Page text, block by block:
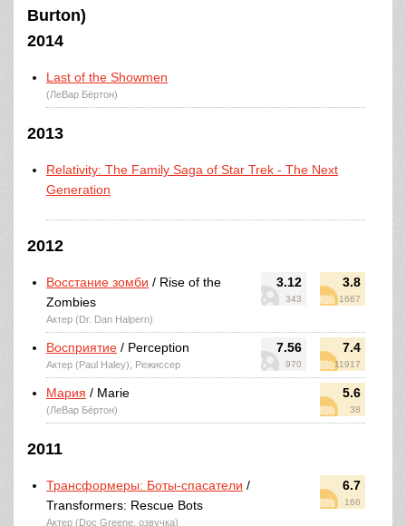
Burton)
2014
Last of the Showmen
(ЛеВар Бёртон)
2013
Relativity: The Family Saga of Star Trek - The Next
Generation
2012
3.12
343
3.8
1667
Восстание зомби / Rise of the
Zombies
Актер (Dr. Dan Halpern)
7.56
970
7.4
11917
Восприятие / Perception
Актер (Paul Haley), Режиссер
5.6
38
Мария / Marie
(ЛеВар Бёртон)
2011
6.7
166
Трансформеры: Боты-спасатели /
Transformers: Rescue Bots
Актер (Doc Greene, озвучка)